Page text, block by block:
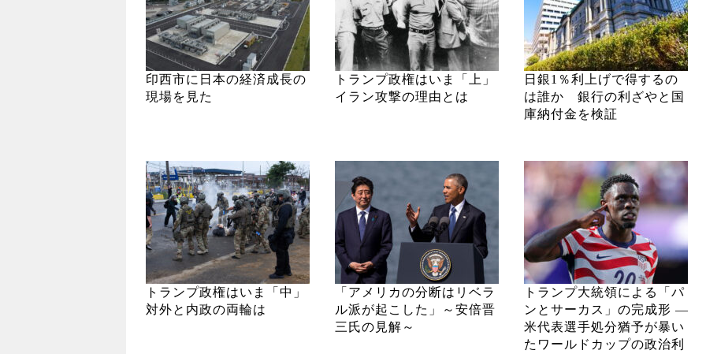
印西市に日本の経済成長の
現場を見た
トランプ政権はいま「上」
イラン攻撃の理由とは
日銀1％利上げで得するの
は誰か 銀行の利ざやと国
庫納付金を検証
トランプ政権はいま「中」
対外と内政の両輪は
「アメリカの分断はリベラ
ル派が起こした」～安倍晋
三氏の見解～
トランプ大統領による「パ
ンとサーカス」の完成形 ―
米代表選手処分猶予が暴い
たワールドカップの政治利